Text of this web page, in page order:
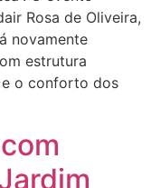
Rosa de Oliveira,
novamente
estrutura
e o conforto dos